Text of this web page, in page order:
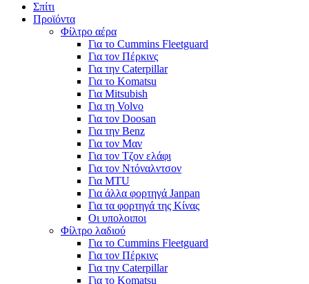
Σπίτι
Προϊόντα
Φίλτρο αέρα
Για το Cummins Fleetguard
Για τον Πέρκινς
Για την Caterpillar
Για το Komatsu
Για Mitsubish
Για τη Volvo
Για τον Doosan
Για την Benz
Για τον Μαν
Για τον Τζον ελάφι
Για τον Ντόναλντσον
Για MTU
Για άλλα φορτηγά Janpan
Για τα φορτηγά της Κίνας
Οι υπολοιποι
Φίλτρο λαδιού
Για το Cummins Fleetguard
Για τον Πέρκινς
Για την Caterpillar
Για το Komatsu